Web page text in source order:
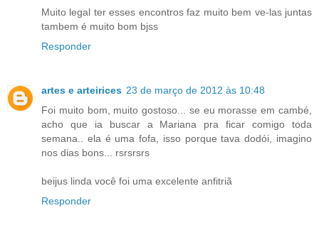
Muito legal ter esses encontros faz muito bem ve-las juntas
tambem é muito bom bjss
Responder
artes e arteirices 23 de março de 2012 às 10:48
Foi muito bom, muito gostoso... se eu morasse em cambé,
acho que ia buscar a Mariana pra ficar comigo toda
semana.. ela é uma fofa, isso porque tava dodói, imagino
nos dias bons... rsrsrsrs
beijus linda você foi uma excelente anfitriã
Responder